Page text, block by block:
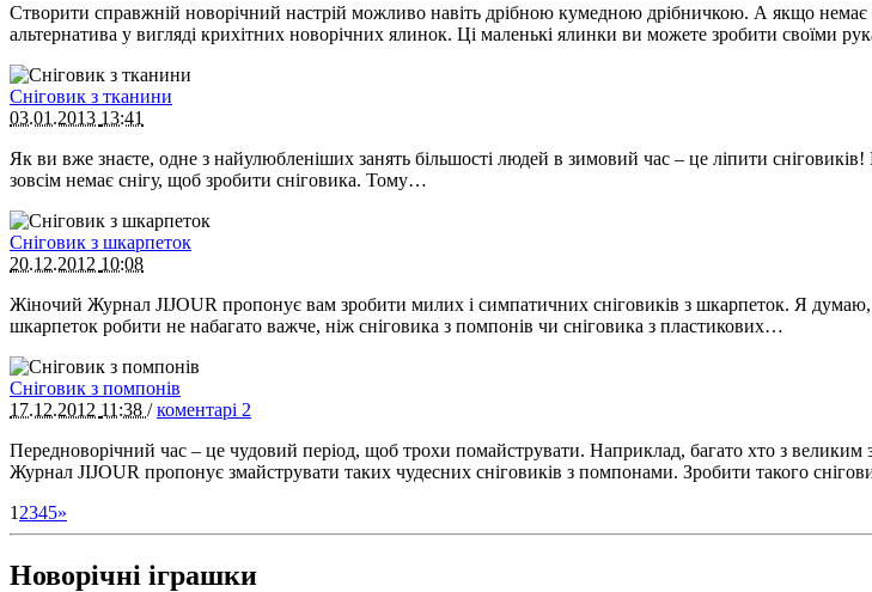
Створити справжній новорічний настрій можливо навіть дрібною кумедною дрібничкою. А якщо
альтернатива у вигляді крихітних новорічних ялинок. Ці маленькі ялинки ви можете зробити своїми
Сніговик з тканини
03.01.2013 13:41
Як ви вже знаєте, одне з найулюбленіших занять більшості людей в зимовий час – це ліпити сніговиків!
зовсім немає снігу, щоб зробити сніговика. Тому…
Сніговик з шкарпеток
20.12.2012 10:08
Жіночий Журнал JIJOUR пропонує вам зробити милих і симпатичних сніговиків з шкарпеток. Я думаю,
шкарпеток робити не набагато важче, ніж сніговика з помпонів чи сніговика з пластикових…
Сніговик з помпонів
17.12.2012 11:38 /коментарі 2
Передноворічний час – це чудовий період, щоб трохи помайструвати. Наприклад, багато хто з
Журнал JIJOUR пропонує змайструвати таких чудесних сніговиків з помпонами. Зробити такого
1 2345»
Новорічні іграшки